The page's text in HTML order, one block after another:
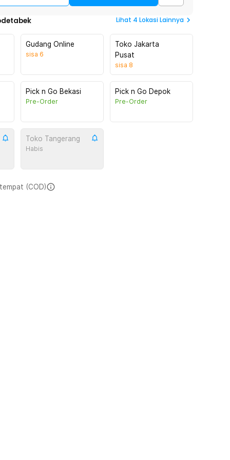
Lihat 4 Lokasi Lainnya
Gudang Online
sisa 6
Toko Jakarta
Pusat
sisa 8
Pick n Go Bekasi
Pre-Order
Pick n Go Depok
Pre-Order
Toko Tangerang
Habis
(COD)